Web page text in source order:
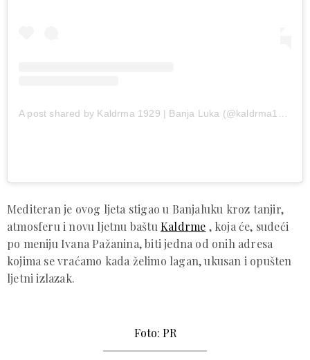
Mediteran je ovog ljeta stigao u Banjaluku kroz tanjir,
atmosferu i novu ljetnu baštu Kaldrme , koja će, sudeći
po meniju Ivana Pažanina, biti jedna od onih adresa
kojima se vraćamo kada želimo lagan, ukusan i opušten
ljetni izlazak.
Foto: PR